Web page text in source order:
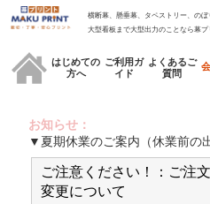
横断幕、懸垂幕、タペストリー、のぼ
大型看板まで大型出力のことなら幕プ
はじめての
方へ
ご利用ガ
イド
よくあるご
質問
お知らせ：
▼夏期休業のご案内（休業前の
ご注意ください！：ご注
変更について